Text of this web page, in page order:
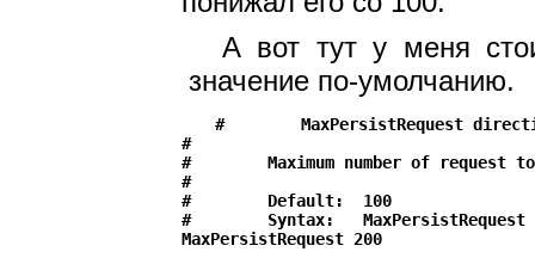
А вот тут у меня
значение по-умолчанию.
#        MaxPersistRequest
#
#        Maximum number of request
#
#        Default:  100
#        Syntax:   MaxPersistRequest